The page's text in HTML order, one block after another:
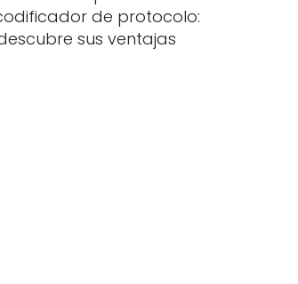
de protocolo:
sus ventajas